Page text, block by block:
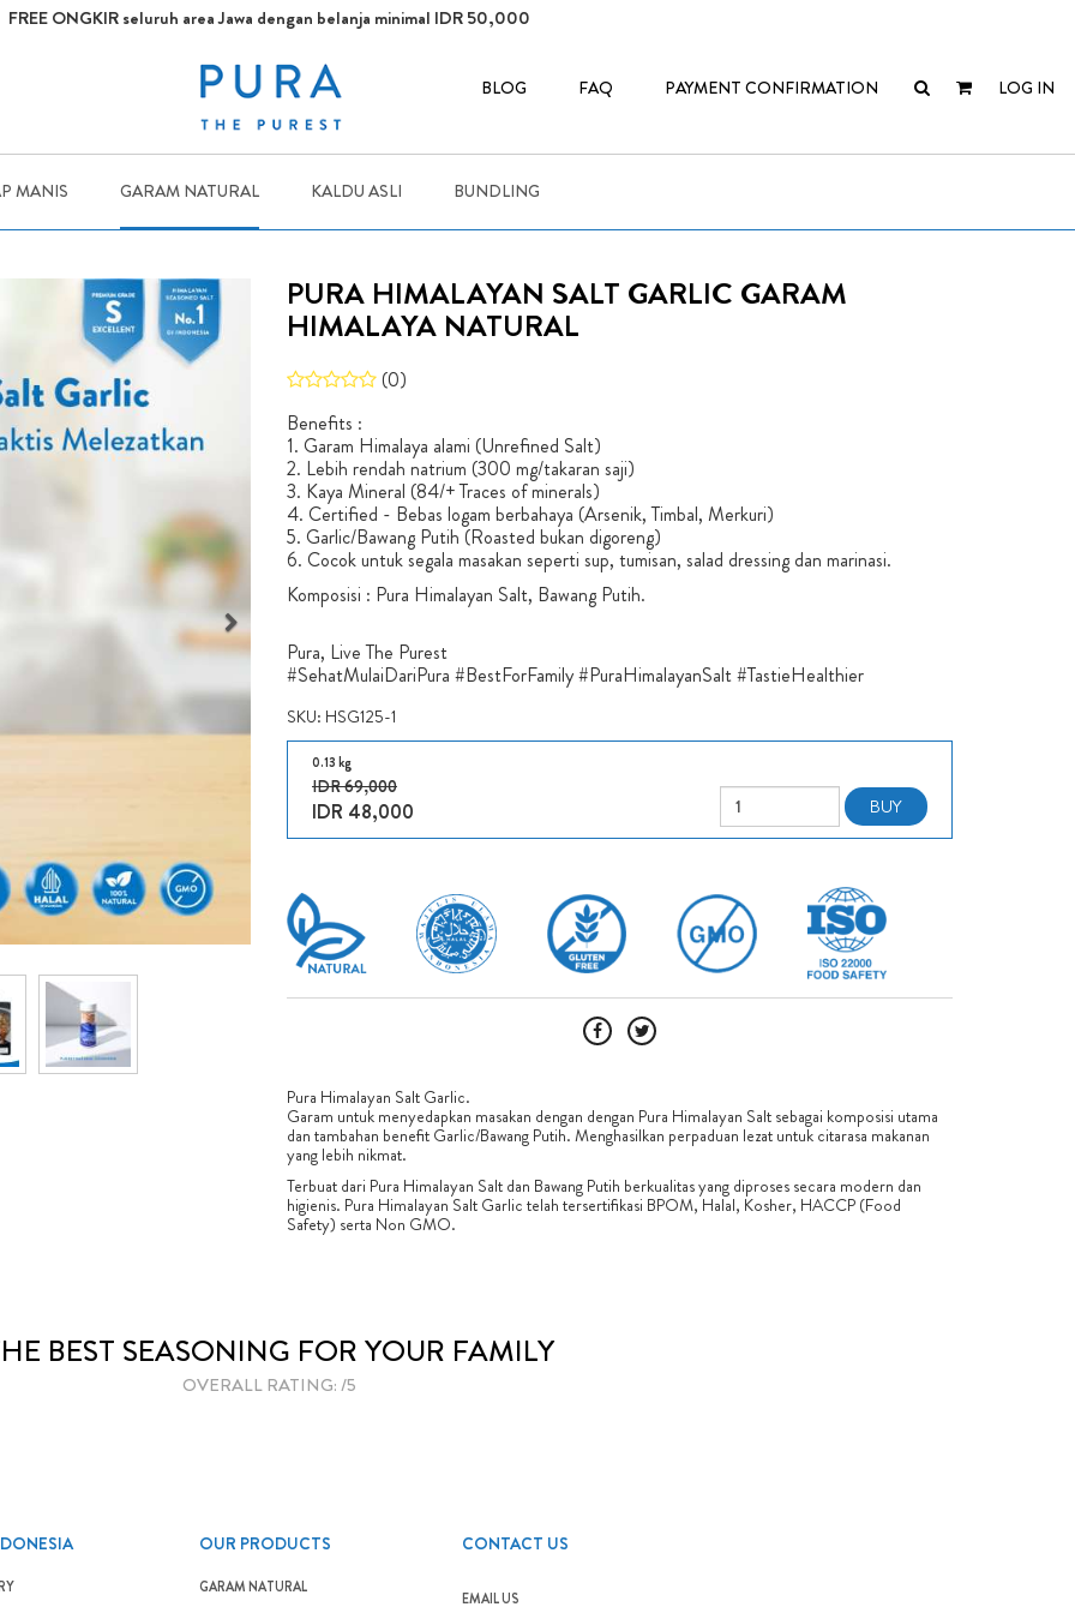
FREE ONGKIR seluruh area Jawa dengan belanja minimal IDR 50,000
BLOG FAQ PAYMENT CONFIRMATION LOG IN
MANIS GARAM NATURAL KALDU ASLI BUNDLING
PURA HIMALAYAN SALT GARLIC GARAM
HIMALAYA NATURAL
(0)
Benefits :
1. Garam Himalaya alami (Unrefined Salt)
2. Lebih rendah natrium (300 mg/takaran saji)
3. Kaya Mineral (84/+ Traces of minerals)
4. Certified - Bebas logam berbahaya (Arsenik, Timbal, Merkuri)
5. Garlic/Bawang Putih (Roasted bukan digoreng)
6. Cocok untuk segala masakan seperti sup, tumisan, salad dressing dan marinasi.
Komposisi : Pura Himalayan Salt, Bawang Putih.
Pura, Live The Purest
#SehatMulaiDariPura #BestForFamily #PuraHimalayanSalt #TastieHealthier
SKU: HSG125-1
0.13 kg
IDR 69,000
IDR 48,000 BUY
Pura Himalayan Salt Garlic.
Garam untuk menyedapkan masakan dengan dengan Pura Himalayan Salt sebagai komposisi utama
dan tambahan benefit Garlic/Bawang Putih. Menghasilkan perpaduan lezat untuk citarasa makanan
yang lebih nikmat.
Terbuat dari Pura Himalayan Salt dan Bawang Putih berkualitas yang diproses secara modern dan
higienis. Pura Himalayan Salt Garlic telah tersertifikasi BPOM, Halal, Kosher, HACCP (Food
Safety) serta Non GMO.
BEST SEASONING FOR YOUR FAMILY
OVERALL RATING: /5
OUR PRODUCTS
GARAM NATURAL
CONTACT US
EMAIL US